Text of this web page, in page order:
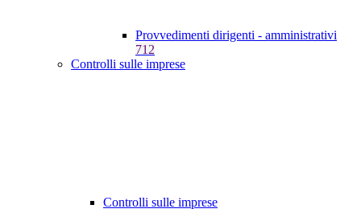
Provvedimenti dirigenti - amministrativi
712
Controlli sulle imprese
Controlli sulle imprese